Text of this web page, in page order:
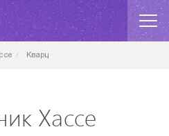
Кварц
Хассе